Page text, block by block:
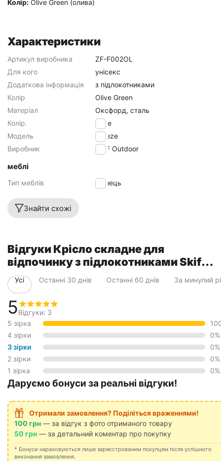
Колір: Olive Green (олива)
Характеристики
Артикул виробника
ZF-F002OL
Для кого
унісекс
Додаткова інформація
з підлокотниками
Колір
Olive Green
Матеріал
Оксфорд, сталь
Колір.
Olive
Модель
Breeze
Виробник
SKIF Outdoor
меблі
Тип меблів Стілець
Знайти схожі
Відгуки Крісло складне для
відпочинку з підлокотниками Skif
Outdoor Breeze, колір: олива
5Відгуки: 3
5 зірка
4 зірки
0%
3 зірки
0%
2 зірки
0%
1 зірка
0%
Даруємо бонуси за реальні відгуки!
Отримали замовлення? Поділіться враженнями!
100 грн — за відгук з фото отриманого товару
50 грн — за детальний коментар про покупку
* Бонуси нараховуються лише зареєстрованим покупцям після успішного
виконання замовлення.
Усі Останні 30 днів Останні 60 днів За минулий